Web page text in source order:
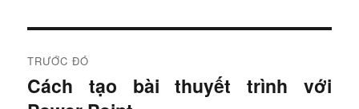
i
TRƯỚC ĐÓ
B
Cách tạo bài thuyết trình với